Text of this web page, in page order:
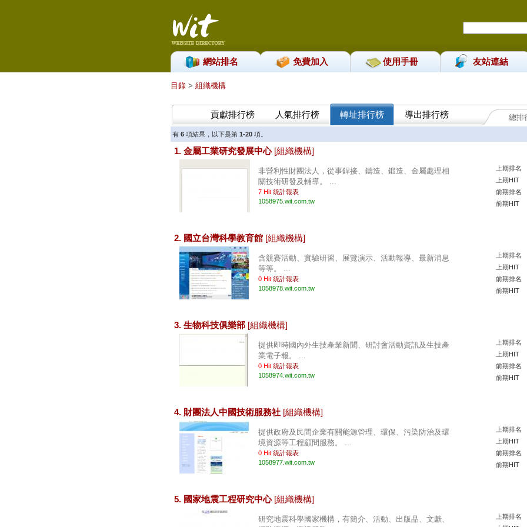
網站排名 免費加入 使用手冊 友站連結
目錄 > 組織機構
貢獻排行榜 人氣排行榜 轉址排行榜 導出排行榜 總排
有 6 項結果，以下是第 1-20項。
1. 金屬工業研究發展中心 [組織機構]
非營利性財團法人，從事銲接、鑄造、鍛造、金屬處理相
關技術研發及輔導。 ...
7 Hit 統計報表
1058975.wit.com.tw
上期排名
上期HIT
前期排名
前期HIT
2. 國立台灣科學教育館 [組織機構]
含競賽活動、實驗研習、展覽演示、活動報導、最新消息
等等。 ...
0 Hit 統計報表
1058978.wit.com.tw
上期排名
上期HIT
前期排名
前期HIT
3. 生物科技俱樂部 [組織機構]
提供即時國內外生技產業新聞、研討會活動資訊及生技產
業電子報。 ...
0 Hit 統計報表
1058974.wit.com.tw
上期排名
上期HIT
前期排名
前期HIT
4. 財團法人中國技術服務社 [組織機構]
提供政府及民間企業有關能源管理、環保、污染防治及環
境資源等工程顧問服務。 ...
0 Hit 統計報表
1058977.wit.com.tw
上期排名
上期HIT
前期排名
前期HIT
5. 國家地震工程研究中心 [組織機構]
研究地震科學國家機構，有簡介、活動、出版品、文獻、
上期排名